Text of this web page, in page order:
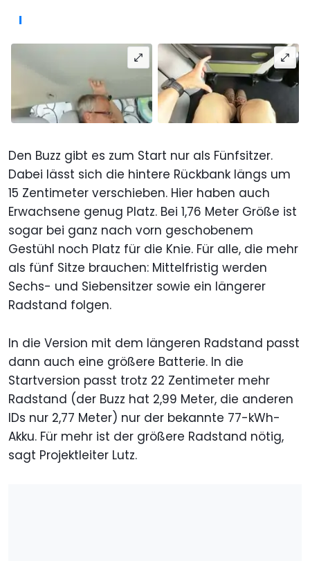
Den Buzz gibt es zum Start nur als Fünfsitzer.
Dabei lässt sich die hintere Rückbank längs um
15 Zentimeter verschieben. Hier haben auch
Erwachsene genug Platz. Bei 1,76 Meter Größe ist
sogar bei ganz nach vorn geschobenem
Gestühl noch Platz für die Knie. Für alle, die mehr
als fünf Sitze brauchen: Mittelfristig werden
Sechs- und Siebensitzer sowie ein längerer
Radstand folgen.
In die Version mit dem längeren Radstand passt
dann auch eine größere Batterie. In die
Startversion passt trotz 22 Zentimeter mehr
Radstand (der Buzz hat 2,99 Meter, die anderen
IDs nur 2,77 Meter) nur der bekannte 77-kWh-
Akku. Für mehr ist der größere Radstand nötig,
sagt Projektleiter Lutz.